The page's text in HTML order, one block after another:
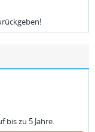
bis zu 5 Jahre.